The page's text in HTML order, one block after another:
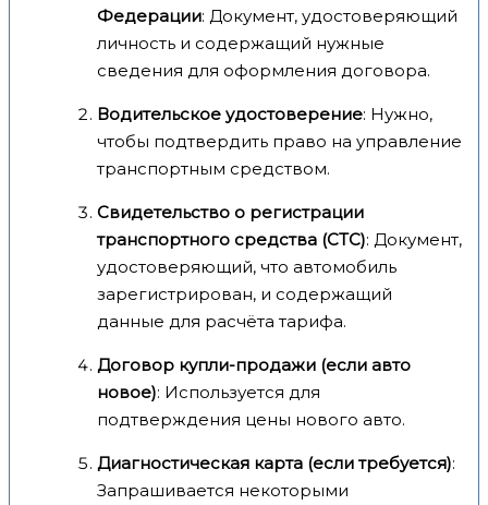
Федерации: Документ, удостоверяющий
личность и содержащий нужные
сведения для оформления договора.
Водительское удостоверение: Нужно,
чтобы подтвердить право на управление
транспортным средством.
Свидетельство о регистрации
транспортного средства (СТС): Документ,
удостоверяющий, что автомобиль
зарегистрирован, и содержащий
данные для расчёта тарифа.
Договор купли-продажи (если авто
новое): Используется для
подтверждения цены нового авто.
Диагностическая карта (если требуется):
Запрашивается некоторыми